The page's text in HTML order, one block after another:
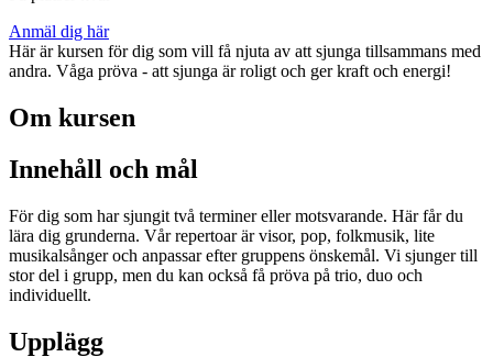
Anmäl dig här
Här är kursen för dig som vill få njuta av att sjunga tillsammans med
andra. Våga pröva - att sjunga är roligt och ger kraft och energi!
Om kursen
Innehåll och mål
För dig som har sjungit två terminer eller motsvarande. Här får du
lära dig grunderna. Vår repertoar är visor, pop, folkmusik, lite
musikalsånger och anpassar efter gruppens önskemål. Vi sjunger till
stor del i grupp, men du kan också få pröva på trio, duo och
individuellt.
Upplägg